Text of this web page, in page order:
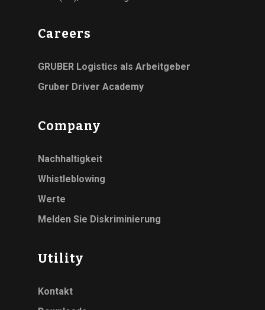
Careers
GRUBER Logistics als Arbeitgeber
Gruber Driver Academy
Company
Nachhaltigkeit
Whistleblowing
Werte
Melden Sie Diskriminierung
Utility
Kontakt